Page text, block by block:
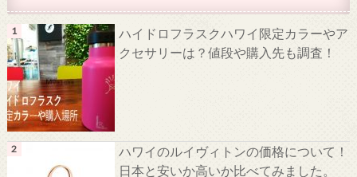
ハイドロフラスクハワイ限定カラーやア
クセサリーは？値段や購入先も調査！
ハワイのルイヴィトンの価格について！
日本と安いか高いか比べてみました。